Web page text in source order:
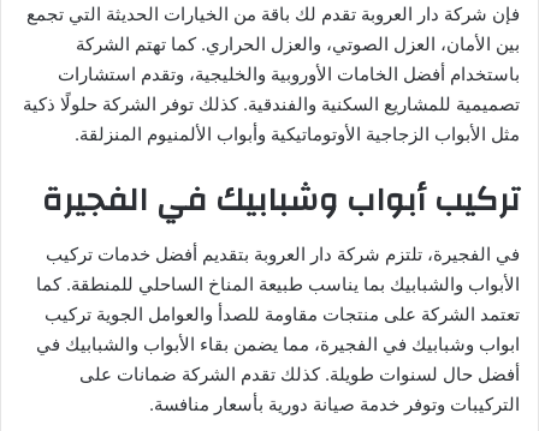
فإن شركة دار العروبة تقدم لك باقة من الخيارات الحديثة التي تجمع
بين الأمان، العزل الصوتي، والعزل الحراري. كما تهتم الشركة
باستخدام أفضل الخامات الأوروبية والخليجية، وتقدم استشارات
تصميمية للمشاريع السكنية والفندقية. كذلك توفر الشركة حلولًا ذكية
مثل الأبواب الزجاجية الأوتوماتيكية وأبواب الألمنيوم المنزلقة.
تركيب أبواب وشبابيك في الفجيرة
في الفجيرة، تلتزم شركة دار العروبة بتقديم أفضل خدمات تركيب
الأبواب والشبابيك بما يناسب طبيعة المناخ الساحلي للمنطقة. كما
تعتمد الشركة على منتجات مقاومة للصدأ والعوامل الجوية تركيب
ابواب وشبابيك في الفجيرة، مما يضمن بقاء الأبواب والشبابيك في
أفضل حال لسنوات طويلة. كذلك تقدم الشركة ضمانات على
التركيبات وتوفر خدمة صيانة دورية بأسعار منافسة.